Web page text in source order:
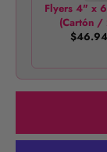
Flyers 4" x
(Cartón /
$46.94